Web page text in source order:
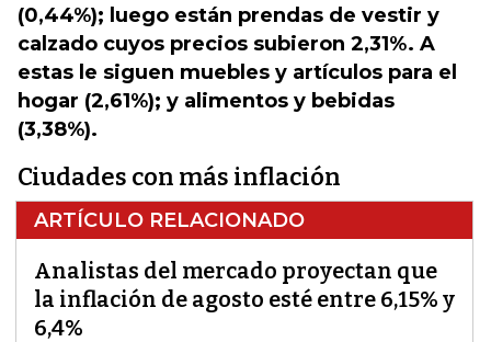
(0,44%); luego están prendas de vestir y
calzado cuyos precios subieron 2,31%. A
estas le siguen muebles y artículos para el
hogar (2,61%); y alimentos y bebidas
(3,38%).
Ciudades con más inflación
ARTÍCULO RELACIONADO
Analistas del mercado proyectan que
la inflación de agosto esté entre 6,15% y
6,4%